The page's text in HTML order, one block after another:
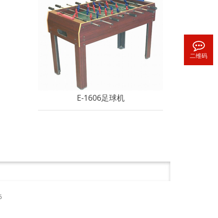
E-1606足球机
二维码